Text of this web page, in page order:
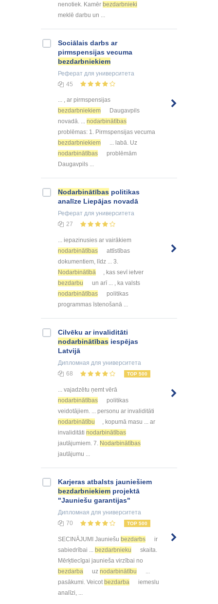
nenotiek. Kamēr bezdarbnieki
meklē darbu un ...
Sociālais darbs ar
pirmspensijas vecuma
bezdarbniekiem
Реферат для университета
45
... , ar pirmspensijas
bezdarbniekiem
Daugavpils
novadā. ... nodarbinātības
problēmas: 1. Pirmspensijas vecuma
bezdarbniekiem
... labā. Uz
nodarbinātības
problēmām
Daugavpils ...
Nodarbinātības politikas
analīze Liepājas novadā
Реферат для университета
27
... iepazinusies ar vairākiem
nodarbinātības
attīstības
dokumentiem, līdz ... 3.
Nodarbinātībā
, kas sevī ietver
bezdarbu
un arī ... , ka valsts
nodarbinātības
politikas
programmas īstenošanā ...
Cilvēku ar invaliditāti
nodarbinātības iespējas
Latvijā
Дипломная для университета
68
TOP 500
... vajadzētu ņemt vērā
nodarbinātības
politikas
veidotājiem. ... personu ar invaliditāti
nodarbinātību
, kopumā masu ... ar
invaliditāti nodarbinātības
jautājumiem. 7. Nodarbinātības
jautājumu ...
Karjeras atbalsts jauniešiem
bezdarbniekiem projektā
"Jauniešu garantijas"
Дипломная для университета
70
TOP 500
SECINĀJUMI Jauniešu bezdarbs
ir
sabiedrībai ... bezdarbnieku
skaita.
Mērķtiecīgai jaunieša virzībai no
bezdarba
uz nodarbinātību
...
pasākumi. Veicot bezdarba
iemeslu
analīzi, ...